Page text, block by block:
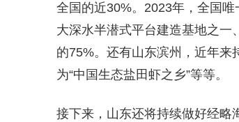
全国的近30%。2023年，全国唯
大深水半潜式平台建造基地之一
的75%。还有山东滨州，近年来
为“中国生态盐田虾之乡”等等。
接下来，山东还将持续做好经略